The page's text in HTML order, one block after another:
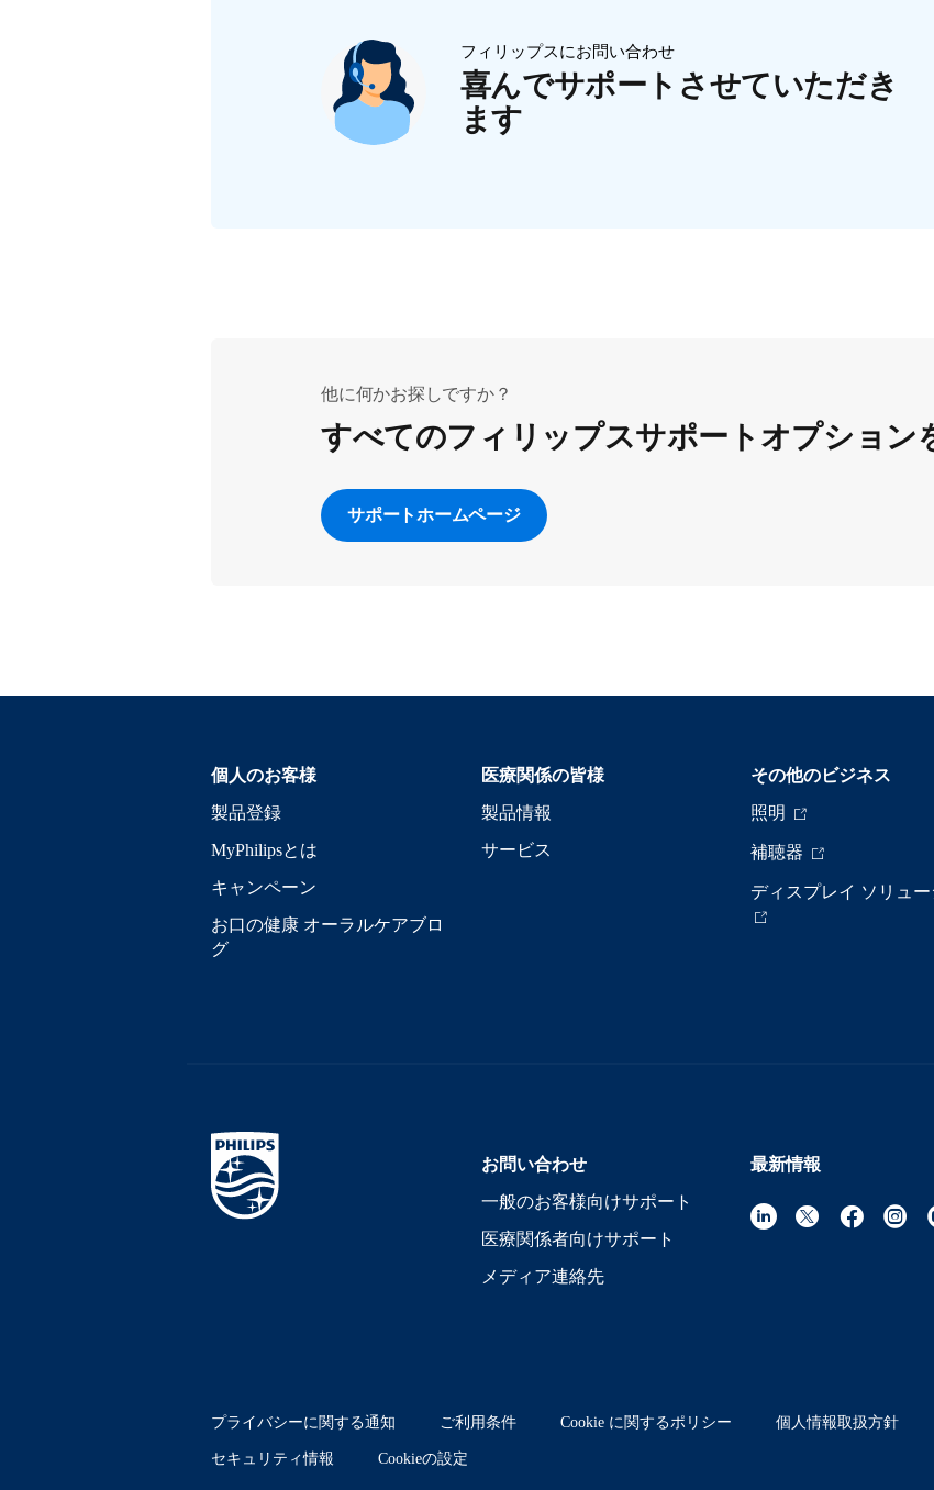
フィリップスにお問い合わせ
喜んでサポートさせていただき
ます
他に何かお探しですか？
すべてのフィリップスサポートオプション
サポートホームページ
個人のお客様
製品登録
MyPhilipsとは
キャンペーン
お口の健康 オーラルケアブロ
グ
医療関係の皆様
製品情報
サービス
その他のビジネス
照明
補聴器
ディスプレイ ソリュ
お問い合わせ
一般のお客様向けサポート
医療関係者向けサポート
メディア連絡先
最新情報
プライバシーに関する通知 ご利用条件 Cookie に関するポリシー 個人情報取扱方針
セキュリティ情報 Cookieの設定